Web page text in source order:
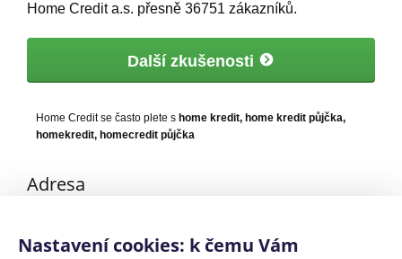
Home Credit a.s. přesně 36751 zákazníků.
Další zkušenosti
Home Credit se často plete s home kredit, home kredit půjčka,
homekredit, homecredit půjčka
Adresa
Nastavení cookies: k čemu Vám